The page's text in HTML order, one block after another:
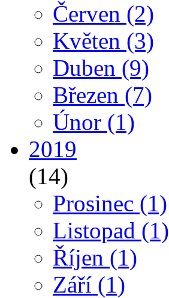
Červen (2)
Květen (3)
Duben (9)
Březen (7)
Únor (1)
2019
(14)
Prosinec (1)
Listopad (1)
Říjen (1)
Září (1)